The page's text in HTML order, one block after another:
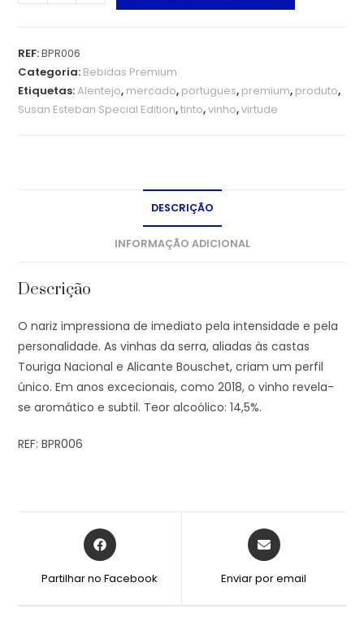
REF:BPR006
Categoria: Bebidas Premium
Etiquetas:Alentejo, mercado, portugues, premium, produto,
Susan Esteban Special Edition,tinto,vinho,virtude
DESCRIÇÃO
INFORMAÇÃO ADICIONAL
Descrição
O nariz impressiona de imediato pela intensidade e pela
personalidade. As vinhas da serra, aliadas às castas
Touriga Nacional e Alicante Bouschet, criam um perfil
único. Em anos excecionais, como 2018, o vinho revela-
se aromático e subtil. Teor alcoólico: 14,5%.
REF: BPR006
Partilhar no Facebook Enviar por email